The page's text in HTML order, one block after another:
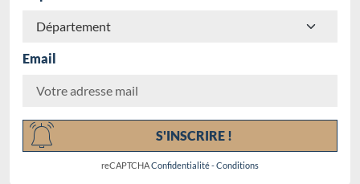
Email
S'INSCRIRE !
reCAPTCHAConfidentialité-Conditions